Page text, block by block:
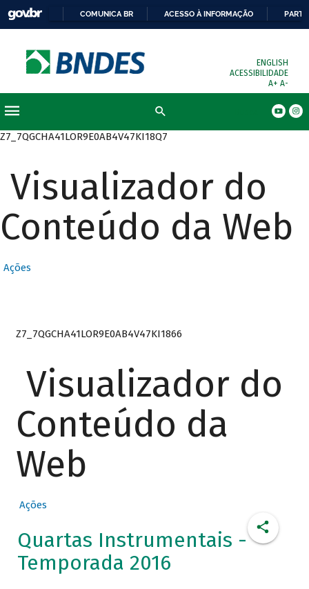
COMUNICA BR ACESSO À INFORMAÇÃO
ENGLISH
ACESSIBILIDADE
A+ A-
Z7_7QGCHA41LOR9E0AB4V47KI18Q7
Visualizador do
Conteúdo da Web
Ações
Z7_7QGCHA41LOR9E0AB4V47KI1866
Visualizador do
Conteúdo da
Web
Ações
Quartas Instrumentais -
Temporada 2016